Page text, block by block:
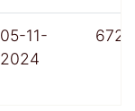
05-11-
2024
672